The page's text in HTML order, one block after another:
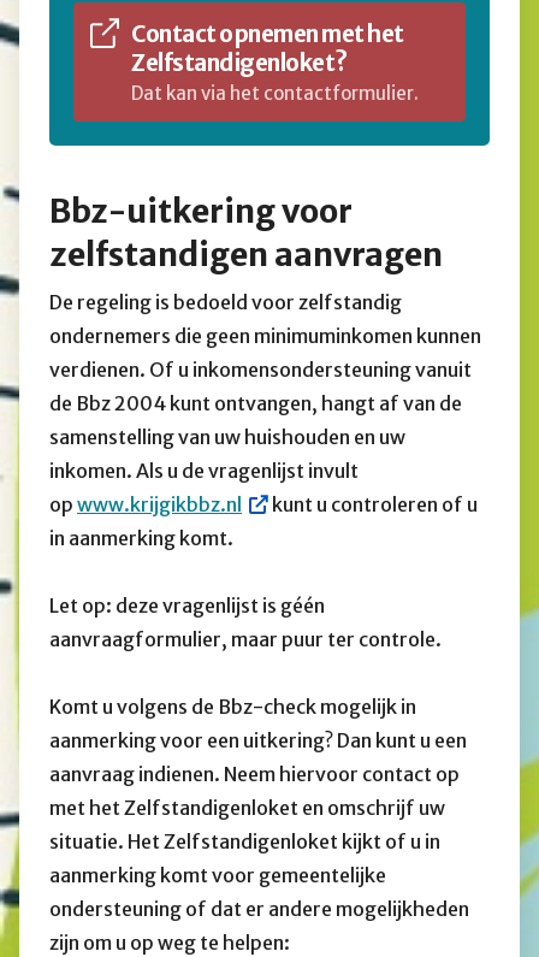
Contact opnemen met het
Zelfstandigenloket?
Dat kan via het contactformulier.
Bbz-uitkering voor
zelfstandigen aanvragen
De regeling is bedoeld voor zelfstandig
ondernemers die geen minimuminkomen kunnen
verdienen. Of u inkomensondersteuning vanuit
de Bbz 2004 kunt ontvangen, hangt af van de
samenstelling van uw huishouden en uw
inkomen. Als u de vragenlijst invult
op www.krijgikbbz.nl
kunt u controleren of u
in aanmerking komt.
Let op: deze vragenlijst is géén
aanvraagformulier, maar puur ter controle.
Komt u volgens de Bbz-check mogelijk in
aanmerking voor een uitkering? Dan kunt u een
aanvraag indienen. Neem hiervoor contact op
met het Zelfstandigenloket en omschrijf uw
situatie. Het Zelfstandigenloket kijkt of u in
aanmerking komt voor gemeentelijke
ondersteuning of dat er andere mogelijkheden
zijn om u op weg te helpen: